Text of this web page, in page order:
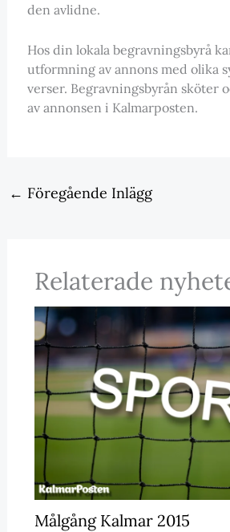
den avlidne.
Hos din lokala begravningsbyrå
utformning av annons med olika
verser. Begravningsbyrån sköter
av annonsen i Kalmarposten.
← Föregående Inlägg
Relaterade
Målgång Kalmar 2015